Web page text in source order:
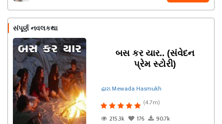
સંપૂર્ણ નવલકથા
બસ કર યાર.. (સંવેદન
પ્રેમ સ્ટોરી)
દ્વારા Mewada Hasmukh
(4.7m)
215.3k
176 90.7k